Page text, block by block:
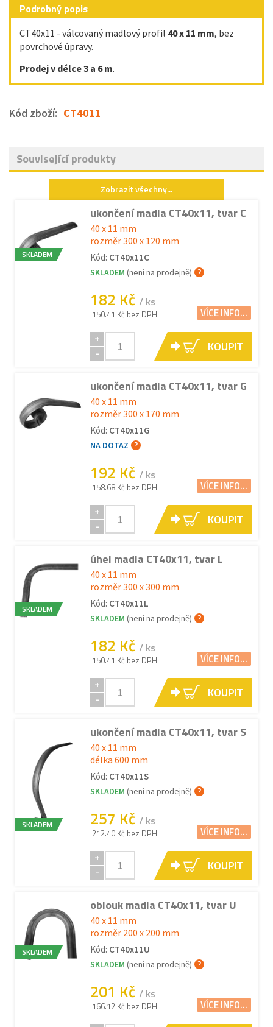
Podrobný popis
CT40x11 - válcovaný madlový profil 40 x 11 mm, bez
povrchové úpravy.
Prodej v délce 3 a 6 m.
Kód zboží: CT4011
Související produkty
Zobrazit všechny...
SKLADEM
ukončení madla CT40x11, tvar C
40 x 11 mm
rozměr 300 x 120 mm
Kód: CT40x11C
SKLADEM (není na prodejně)
182 Kč / ks
150.41 Kč bez DPH VÍCE INFO...
+
-
KOUPIT
ukončení madla CT40x11, tvar G
40 x 11 mm
rozměr 300 x 170 mm
Kód: CT40x11G
NA DOTAZ
192 Kč / ks
158.68 Kč bez DPH VÍCE INFO...
+
-
KOUPIT
SKLADEM
úhel madla CT40x11, tvar L
40 x 11 mm
rozměr 300 x 300 mm
Kód: CT40x11L
SKLADEM (není na prodejně)
182 Kč / ks
150.41 Kč bez DPH VÍCE INFO...
+
-
KOUPIT
SKLADEM
ukončení madla CT40x11, tvar S
40 x 11 mm
délka 600 mm
Kód: CT40x11S
SKLADEM (není na prodejně)
257 Kč / ks
212.40 Kč bez DPH VÍCE INFO...
+
-
KOUPIT
SKLADEM
oblouk madla CT40x11, tvar U
40 x 11 mm
rozměr 200 x 200 mm
Kód: CT40x11U
SKLADEM (není na prodejně)
201 Kč / ks
166.12 Kč bez DPH VÍCE INFO...